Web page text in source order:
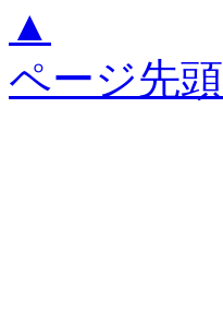
▲
ページ先頭